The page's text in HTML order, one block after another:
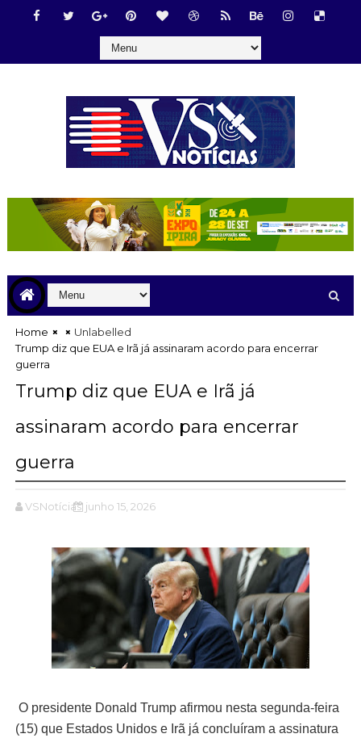
Home
Unlabelled
Trump diz que EUA e Irã já assinaram acordo para encerrar
guerra
Trump diz que EUA e Irã já
assinaram acordo para encerrar
guerra
VSNotícias junho 15, 2026
O presidente Donald Trump afirmou nesta segunda-feira
(15) que Estados Unidos e Irã já concluíram a assinatura